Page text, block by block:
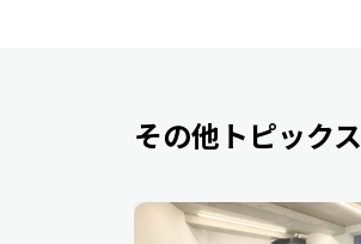
その他トピックス